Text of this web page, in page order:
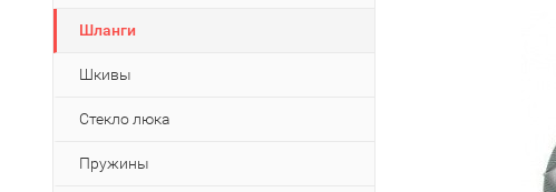
Шланги
Шкивы
Стекло люка
Пружины